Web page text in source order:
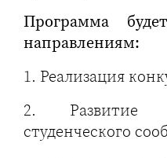
Программа
направлениям:
1. Реализация
2. Развитие
студенческого